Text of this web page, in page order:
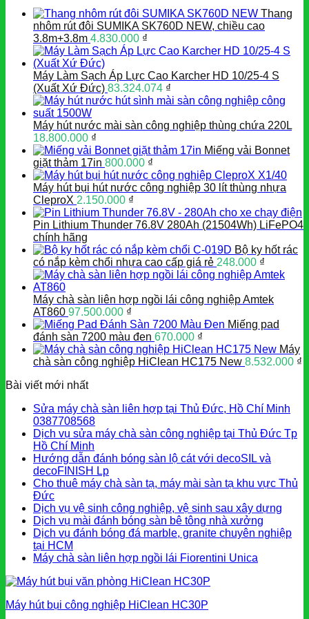
Thang
nhôm rút đôi SUMIKA SK760D NEW, chiều cao
3.8m+3.8m 4.830.000 ₫
Máy Làm Sạch Áp Lực Cao Karcher HD 10/25-4 S
(Xuất Xứ Đức) 83.324.074 ₫
Máy hút nước mài sàn công nghiệp thùng chứa 220L
18.800.000 ₫
Miếng vải Bonnet
giặt thảm 17in 800.000 ₫
Máy hút bụi hút nước công nghiệp 30 lít thùng nhựa
CleproX 2.150.000 ₫
Pin Lithium Thunder 76.8V 280Ah (21504Wh) LiFePO4
chính hãng
Bộ ky hốt rác
có nắp kèm chổi nhựa cao cấp giá rẻ 248.000 ₫
Máy chà sàn liên hợp ngồi lái công nghiệp Amtek
AT860 97.500.000 ₫
Miếng pad
đánh sàn 7200 màu đen 670.000 ₫
Máy
chà sàn công nghiệp HiClean HC175 New 8.532.000 ₫
Bài viết mới nhất
Sửa máy chà sàn liên hợp tại Thủ Đức, Hồ Chí Minh
0387708568
Dịch vụ sửa máy chà sàn công nghiệp tại Thủ Đức Tp
Hồ Chí Minh
Hướng dẫn đánh bóng sàn lộ cát với decoSIL và
decoFINISH Lp
Cho thuê máy chà sàn tạ, máy mài sàn tạ khu vực Thủ
Đức
Dịch vụ vệ sinh công nghiệp, vệ sinh sau xây dựng
Dịch vụ mài đánh bóng sàn bê tông nhà xưởng
Dịch vụ đánh bóng đá marble, granite chuyên nghiệp
tại HCM
Máy chà sàn liên hợp ngồi lái Fiorentini Unica
Máy hút bụi công nghiệp HiClean HC30P